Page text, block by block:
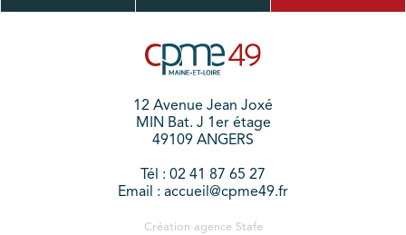
12 Avenue Jean Joxé
MIN Bat. J 1er étage
49109 ANGERS
Tél : 02 41 87 65 27
Email : accueil@cpme49.fr
Création agence Stafe